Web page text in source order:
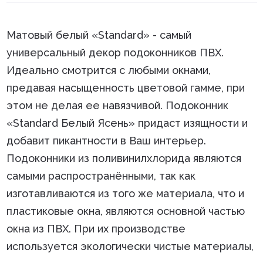
Матовый белый «Standard» - самый
универсальный декор подоконников ПВХ.
Идеально смотрится с любыми окнами,
предавая насыщенность цветовой гамме, при
этом не делая ее навязчивой. Подоконник
«Standard Белый Ясень» придаст изящности и
добавит пикантности в Ваш интерьер.
Подоконники из поливинилхлорида являются
самыми распространёнными, так как
изготавливаются из того же материала, что и
пластиковые окна, являются основной частью
окна из ПВХ. При их производстве
используется экологически чистые материалы,